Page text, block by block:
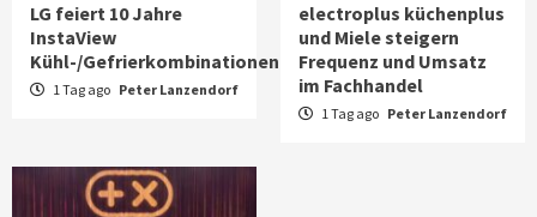
LG feiert 10 Jahre
InstaView
Kühl-/Gefrierkombinationen
1 Tag ago Peter Lanzendorf
electroplus küchenplus
und Miele steigern
Frequenz und Umsatz
im Fachhandel
1 Tag ago Peter Lanzendorf